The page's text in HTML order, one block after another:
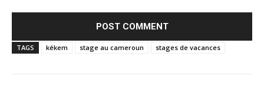
TAGS kékem stage au cameroun stages de vacances